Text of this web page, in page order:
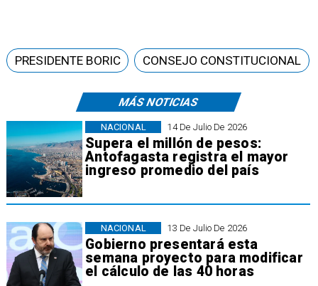
MÁS NOTICIAS
14 De Julio De 2026
Supera el millón de pesos:
Antofagasta registra el mayor
ingreso promedio del país
NACIONAL
13 De Julio De 2026
Gobierno presentará esta
semana proyecto para modificar
el cálculo de las 40 horas
NACIONAL
PRESIDENTE BORIC CONSEJO CONSTITUCIONAL